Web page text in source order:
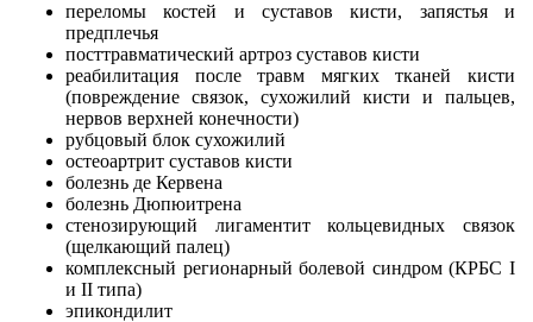
переломы костей и суставов кисти, запястья и
предплечья
посттравматический артроз суставов кисти
реабилитация после травм мягких тканей кисти
(повреждение связок, сухожилий кисти и пальцев,
нервов верхней конечности)
рубцовый блок сухожилий
остеоартрит суставов кисти
болезнь де Кервена
болезнь Дюпюитрена
стенозирующий лигаментит кольцевидных связок
(щелкающий палец)
комплексный регионарный болевой синдром (КРБС I
и II типа)
эпикондилит